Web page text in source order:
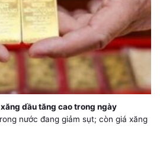
dầu tăng cao trong ngày
nước đang giảm sụt; còn giá xăng